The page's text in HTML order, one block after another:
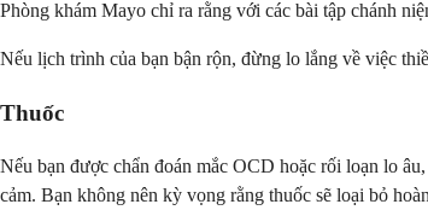
Phòng khám Mayo chỉ ra rằng với các bài tập chánh
Nếu lịch trình của bạn bận rộn, đừng lo lắng về việc
Thuốc
Nếu bạn được chẩn đoán mắc OCD hoặc rối loạn lo
cảm. Bạn không nên kỳ vọng rằng thuốc sẽ loại bỏ